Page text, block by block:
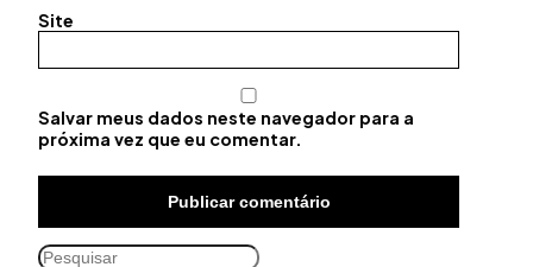
Site
Salvar meus dados neste navegador para a
próxima vez que eu comentar.
Pesquisar